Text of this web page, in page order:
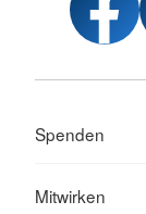
Spenden
Mitwirken